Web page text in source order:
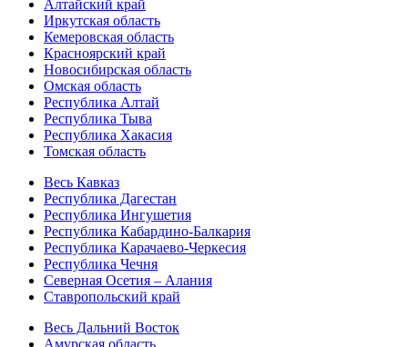
Алтайский край
Иркутская область
Кемеровская область
Красноярский край
Новосибирская область
Омская область
Республика Алтай
Республика Тыва
Республика Хакасия
Томская область
Весь Кавказ
Республика Дагестан
Республика Ингушетия
Республика Кабардино-Балкария
Республика Карачаево-Черкесия
Республика Чечня
Северная Осетия – Алания
Ставропольский край
Весь Дальний Восток
Амурская область